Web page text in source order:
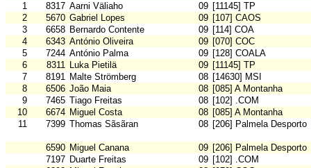
1
8317 Aarni Väliaho 09 [11145] TP
2
5670 Gabriel Lopes 09 [107] CAOS
3
6658 Bernardo Contente 09 [114] COA
4
6343 António Oliveira 09 [070] COC
5
7244 António Palma 09 [128] COALA
6
8311 Luka Pietilä 09 [11145] TP
7
8191 Malte Strömberg 08 [14630] MSI
8
6506 João Maia 08 [085] A Montanha
9
7465 Tiago Freitas 08 [102] .COM
10
6674 Miguel Costa 08 [085] A Montanha
11
7399 Thomas Sãsãran 08 [206] Palmela Desporto
6590 Miguel Canana 09 [206] Palmela Desporto
7197 Duarte Freitas 09 [102] .COM